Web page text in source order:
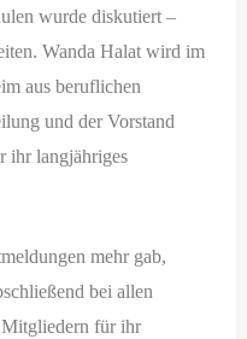
wurde diskutiert –
Wanda Halat wird im
aus beruflichen
und der Vorstand
ihr langjähriges
mehr gab,
bei allen
Mitgliedern für ihr